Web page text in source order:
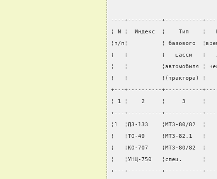
----+----------+-----------
¦ N ¦  Индекс  ¦    Тип    ¦
¦п/п¦          ¦ базового
¦   ¦          ¦   шасси   ¦   1
¦   ¦          ¦автомобиля ¦
¦   ¦
+---+----------+-----------
¦ 1 ¦    2     ¦     3     ¦
+---+----------+-----------
¦1  ¦ДЗ-133    ¦МТЗ-80/82
¦   ¦ТО-49     ¦МТЗ-82.1
¦   ¦КО-707    ¦МТЗ-80/
¦   ¦УНЦ-750   ¦спец.
+---+----------+-----------